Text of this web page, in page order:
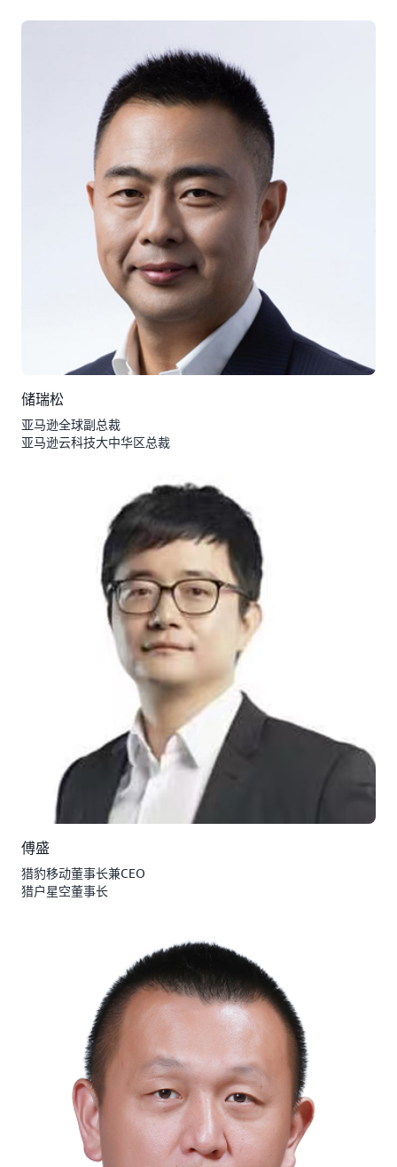
储瑞松
亚马逊全球副总裁
亚马逊云科技大中华区总裁
傅盛
猎豹移动董事长兼CEO
猎户星空董事长